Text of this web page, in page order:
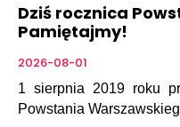
Dziś rocznica
Pamiętajmy!
2026-08-01
1 sierpnia 2019 roku
Powstania